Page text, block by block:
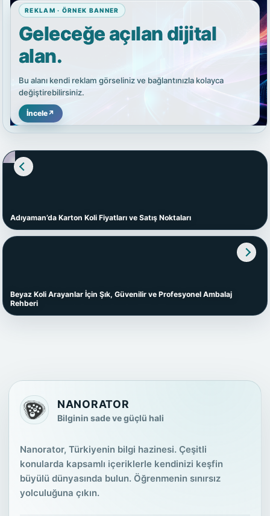
REKLAM · ÖRNEK BANNER
Geleceğe açılan dijital
alan.
Bu alanı kendi reklam görseliniz ve bağlantınızla kolayca
değiştirebilirsiniz.
İncele↗
Adıyaman’da Karton Koli Fiyatları ve Satış Noktaları
Beyaz Koli Arayanlar İçin Şık, Güvenilir ve Profesyonel Ambalaj
Rehberi
NANORATOR
Bilginin sade ve güçlü hali
Nanorator, Türkiyenin bilgi hazinesi. Çeşitli
konularda kapsamlı içeriklerle kendinizi keşfin
büyülü dünyasında bulun. Öğrenmenin sınırsız
yolculuğuna çıkın.